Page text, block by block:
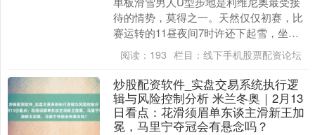
待的情势，莫得之一。天然仅仅初赛，比
赛运转的11昼夜间7时许还下起雪，坐落
在莫托利诺山半山腰的U池赛区挤满了记
者与不雅众。 ....
阅读： 193 栏目： 线下手机股票配资论坛
炒股配资软件_实盘交易系统执行逻
辑与风险控制分析 米兰冬奥｜2月13
日看点：花滑须眉单东谈主滑新王加
冕，马里宁夺冠会有悬念吗？